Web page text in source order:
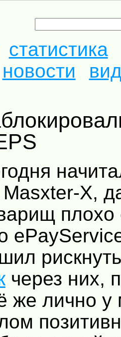
статистика
новости
Masxter-X,
плохо
через них,
же лично